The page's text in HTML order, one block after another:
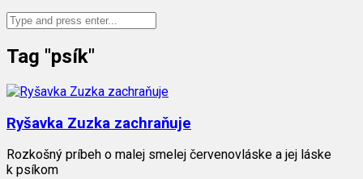
Tag "psík"
Ryšavka Zuzka zachraňuje
Rozkošný príbeh o malej smelej červenovláske a jej láske
k psíkom